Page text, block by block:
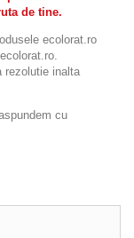
de tine.
ecolorat.ro
rezolutie inalta
cu